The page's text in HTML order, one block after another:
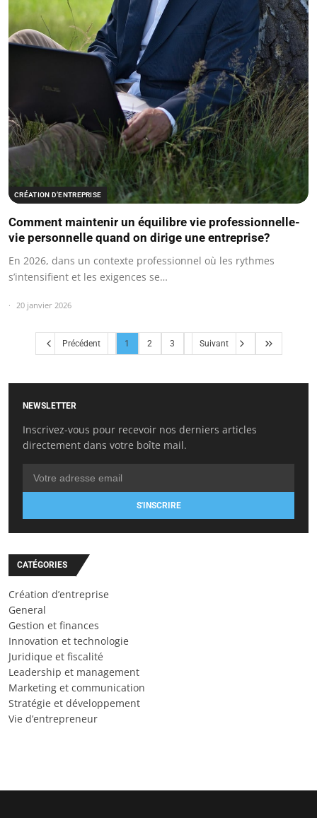
CRÉATION D’ENTREPRISE
Comment maintenir un équilibre vie professionnelle-
vie personnelle quand on dirige une entreprise?
En 2026, dans un contexte professionnel où les rythmes
s’intensifient et les exigences se…
20 janvier 2026
Précédent 1 2 3 Suivant
NEWSLETTER
Inscrivez-vous pour recevoir nos derniers articles
directement dans votre boîte mail.
S'INSCRIRE
CATÉGORIES
Création d’entreprise
General
Gestion et finances
Innovation et technologie
Juridique et fiscalité
Leadership et management
Marketing et communication
Stratégie et développement
Vie d’entrepreneur